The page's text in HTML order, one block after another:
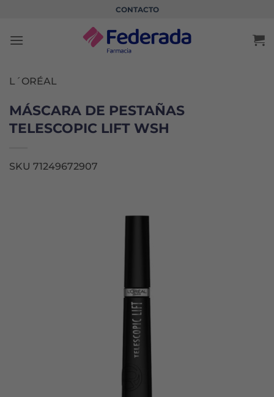
contenido
CONTACTO
L´ORÉAL
MÁSCARA DE PESTAÑAS
TELESCOPIC LIFT WSH
SKU 71249672907